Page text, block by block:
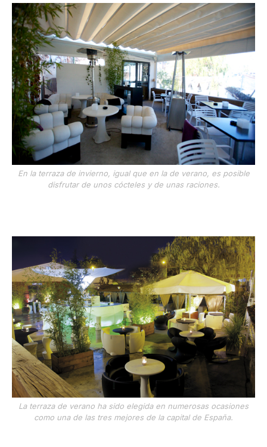
En la terraza de invierno, igual que en la de verano, es posible
disfrutar de unos cócteles y de unas raciones.
La terraza de verano ha sido elegida en numerosas ocasiones
como una de las tres mejores de la capital de España.